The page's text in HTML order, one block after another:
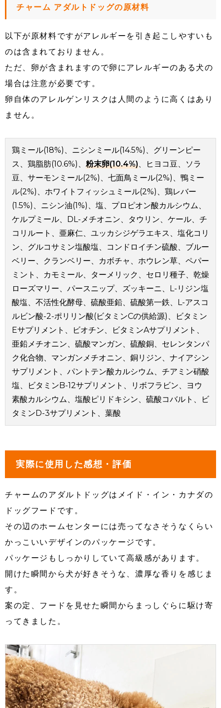
チャーム アダルトドッグの原材料
以下が原材料ですがアレルギーを引き起こしやすいも
のは含まれておりません。
ただ、卵が含まれますので卵にアレルギーのある犬の
場合は注意が必要です。
卵自体のアレルゲンリスクは人間のように高くはあり
ません。
鶏ミール(18%)、ニシンミール(14.5%)、グリーンピー
ス、鶏脂肪(10.6%)、 粉末卵(10.4%)、ヒヨコ豆、ソラ
豆、サーモンミール(2%)、七面鳥ミール(2%)、鴨ミー
ル(2%)、ホワイトフィッシュミール(2%)、鶏レバー
(1.5%)、ニシン油(1%)、塩、プロピオン酸カルシウム、
ケルプミール、DL-メチオニン、タウリン、ケール、チ
コリルート、亜麻仁、ユッカシジゲラエキス、塩化コリ
ン、グルコサミン塩酸塩、コンドロイチン硫酸、ブルー
ベリー、クランベリー、カボチャ、ホウレン草、ペパー
ミント、カモミール、ターメリック、セロリ種子、乾燥
ローズマリー、パースニップ、ズッキーニ、L-リジン塩
酸塩、不活性化酵母、硫酸亜鉛、硫酸第一鉄、L-アスコ
ルビン酸-2-ポリリン酸(ビタミンCの供給源)、ビタミン
Eサプリメント、ビオチン、ビタミンAサプリメント、
亜鉛メチオニン、硫酸マンガン、硫酸銅、セレンタンパ
ク化合物、マンガンメチオニン、銅リジン、ナイアシン
サプリメント、パントテン酸カルシウム、チアミン硝酸
塩、ビタミンB-12サプリメント、リボフラビン、ヨウ
素酸カルシウム、塩酸ピリドキシン、硫酸コバルト、ビ
タミンD-3サプリメント、葉酸
実際に使用した感想・評価
チャームのアダルトドッグはメイド・イン・カナダの
ドッグフードです。
その辺のホームセンターには売ってなさそうなくらい
かっこいいデザインのパッケージです。
パッケージもしっかりしていて高級感があります。
開けた瞬間から犬が好きそうな、濃厚な香りを感じま
す。
案の定、フードを見せた瞬間からまっしぐらに駆け寄
ってきました。